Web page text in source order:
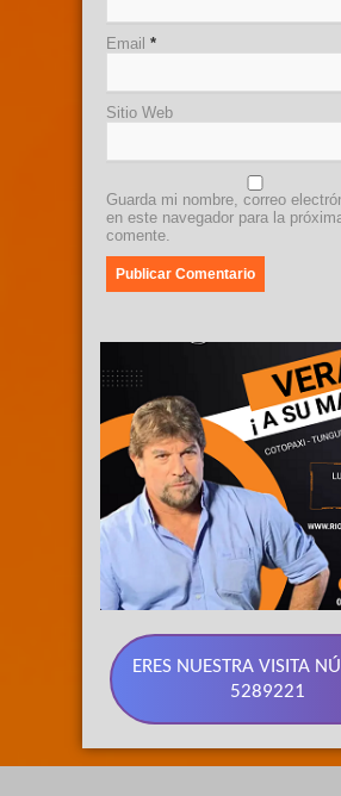
Email *
Sitio Web
Guarda mi nombre, correo
en este navegador para la
comente.
ERES NUESTRA VISITA
5289221